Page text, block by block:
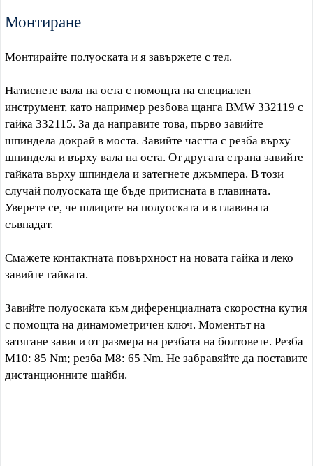
Монтиране
Монтирайте полуоската и я завържете с тел.
Натиснете вала на оста с помощта на специален
инструмент, като например резбова щанга BMW 332119 с
гайка 332115. За да направите това, първо завийте
шпиндела докрай в моста. Завийте частта с резба върху
шпиндела и върху вала на оста. От другата страна завийте
гайката върху шпиндела и затегнете джъмпера. В този
случай полуоската ще бъде притисната в главината.
Уверете се, че шлиците на полуоската и в главината
съвпадат.
Смажете контактната повърхност на новата гайка и леко
завийте гайката.
Завийте полуоската към диференциалната скоростна кутия
с помощта на динамометричен ключ. Моментът на
затягане зависи от размера на резбата на болтовете. Резба
M10: 85 Nm; резба M8: 65 Nm. Не забравяйте да поставите
дистанционните шайби.